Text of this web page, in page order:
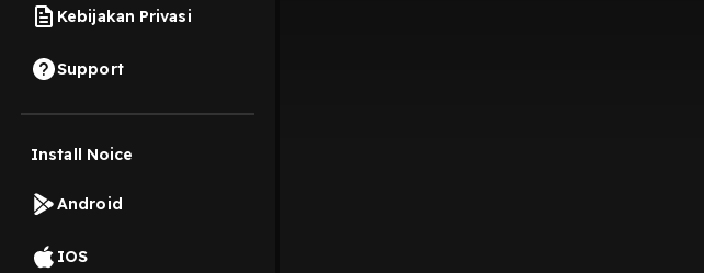
Kebijakan Privasi
Support
Install Noice
Android
IOS